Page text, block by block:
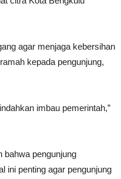
agar menjaga kebersihan
kepada pengunjung,
imbau pemerintah,”
bahwa pengunjung
ini penting agar pengunjung